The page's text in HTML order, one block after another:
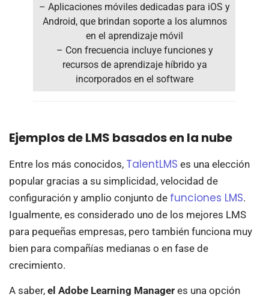
– Aplicaciones móviles dedicadas para iOS y
Android, que brindan soporte a los alumnos
en el aprendizaje móvil
– Con frecuencia incluye funciones y
recursos de aprendizaje híbrido ya
incorporados en el software
Ejemplos de LMS basados en la nube
Entre los más conocidos, TalentLMS es una elección
popular gracias a su simplicidad, velocidad de
configuración y amplio conjunto de funciones LMS.
Igualmente, es considerado uno de los mejores LMS
para pequeñas empresas, pero también funciona muy
bien para compañías medianas o en fase de
crecimiento.
A saber, el Adobe Learning Manager es una opción